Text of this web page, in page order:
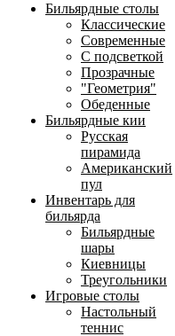
Бильярдные столы
Классические
Современные
С подсветкой
Прозрачные
"Геометрия"
Обеденные
Бильярдные кии
Русская
пирамида
Американский
пул
Инвентарь для
бильярда
Бильярдные
шары
Киевницы
Треугольники
Игровые столы
Настольный
теннис